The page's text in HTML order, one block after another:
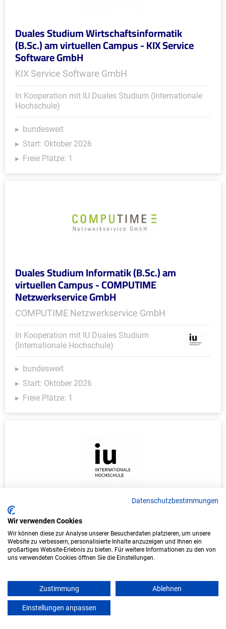
Duales Studium Wirtschaftsinformatik
(B.Sc.) am virtuellen Campus - KIX Service
Software GmbH
KIX Service Software GmbH
In Kooperation mit IU Duales Studium (Internationale
Hochschule)
bundesweit
Start: Oktober 2026
Freie Plätze: 1
Duales Studium Informatik (B.Sc.) am
virtuellen Campus - COMPUTIME
Netzwerkservice GmbH
COMPUTIME Netzwerkservice GmbH
In Kooperation mit IU Duales Studium
(Internationale Hochschule)
bundesweit
Start: Oktober 2026
Freie Plätze: 1
virtuellen Campus - FBSC GmbH
FBSC GmbH
In Kooperation mit IU Duales Studium (Internationale
bundesweit
Start: Oktober 2026
Datenschutzbestimmungen
Wir verwenden Cookies
Wir können diese zur Analyse unserer Besucherdaten platzieren, um unsere
Website zu verbessern, personalisierte Inhalte anzuzeigen und Ihnen ein
großartiges Website-Erlebnis zu bieten. Für weitere Informationen zu den von
uns verwendeten Cookies öffnen Sie die Einstellungen.
Zustimmung Ablehnen
Einstellungen anpassen